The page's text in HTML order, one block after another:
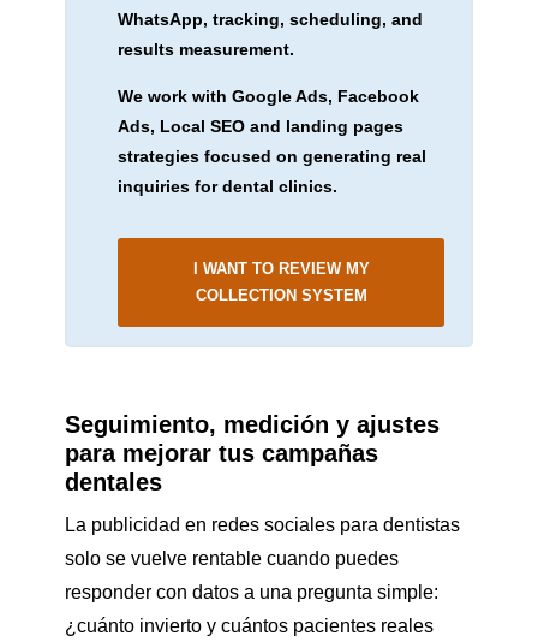
WhatsApp, tracking, scheduling, and
results measurement.
We work with Google Ads, Facebook
Ads, Local SEO and landing pages
strategies focused on generating real
inquiries for dental clinics.
I WANT TO REVIEW MY
COLLECTION SYSTEM
Seguimiento, medición y ajustes
para mejorar tus campañas
dentales
La publicidad en redes sociales para dentistas
solo se vuelve rentable cuando puedes
responder con datos a una pregunta simple:
¿cuánto invierto y cuántos pacientes reales